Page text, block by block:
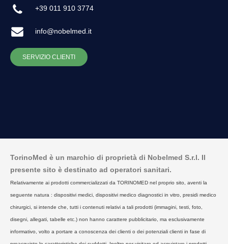
+39 011 910 3774
info@nobelmed.it
SERVIZIO CLIENTI
TorinoMed è un marchio di proprietà di Nobelmed S.r.l. Il
presente sito è destinato ad operatori sanitari.
Relativamente ai prodotti commercializzati da TORINOMED nel proprio sito, aventi la
seguente natura : dispositivi medici, dispositivi medico diagnostici in vitro, presidi medico
chirurgici, si intende che, tutti i contenuti relativi a tali prodotti (immagini, testi, foto,
disegni, allegati, tabelle etc.) non hanno carattere pubblicitario, ma esclusivamente
informativo, volto a portare a conoscenza dei clienti o dei potenziali clienti in fase di